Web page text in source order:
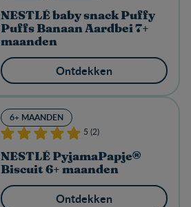
NESTLÉ baby snack Puffy
Puffs Banaan Aardbei 7+
maanden
Ontdekken
6+ MAANDEN
5 (2)
NESTLÉ PyjamaPapje®
Biscuit 6+ maanden
Ontdekken